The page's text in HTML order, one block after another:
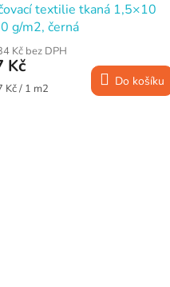
textilie tkaná 1,5×10
g/m2, černá
Kč bez DPH
Kč
Kč / 1 m2 Do košíku